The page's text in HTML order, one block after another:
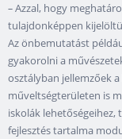
–Azzal, hogy
tulajdonképpen
Az önbemutatást
gyakorolni a
osztályban jellemzőek
műveltségterületen is
iskolák
fejlesztés tartalma